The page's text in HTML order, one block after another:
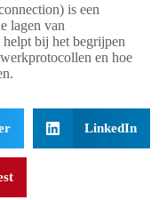
is een
lagen van
bij het begrijpen
en hoe
LinkedIn